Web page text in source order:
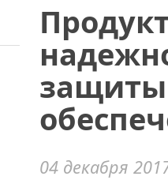
04 декабря